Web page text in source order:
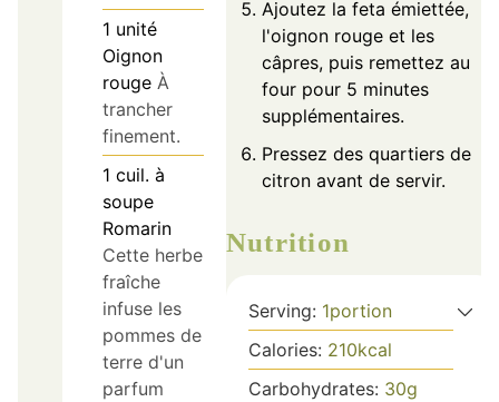
1 unité
Oignon
rouge À
trancher
finement.
1 cuil. à
soupe
Romarin
Cette herbe
fraîche
infuse les
pommes de
terre d'un
parfum
Ajoutez la feta émiettée,
l'oignon rouge et les
câpres, puis remettez au
four pour 5 minutes
supplémentaires.
Pressez des quartiers de
citron avant de servir.
Nutrition
Serving: 1portion
Calories: 210kcal
Carbohydrates: 30g